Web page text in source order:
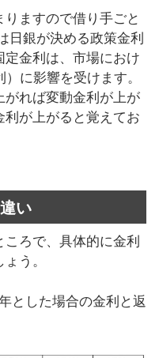
ますので借り手ごと
日銀が決める政策金利
定金利は、市場におけ
に影響を受けます。
がれば変動金利が上が
利が上がると覚えてお
い
ろで、具体的に金利
う。
とした場合の金利と返